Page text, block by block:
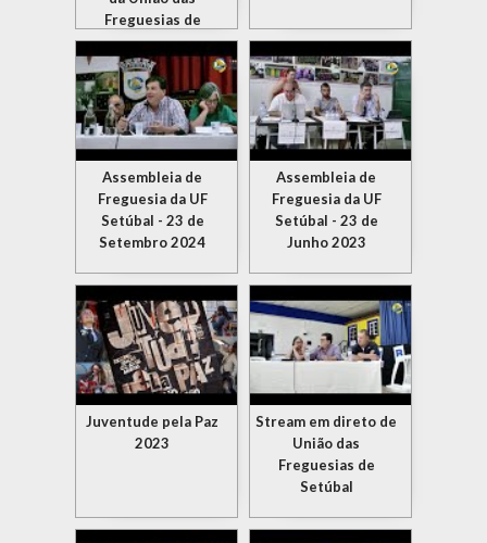
Freguesias de
Setúbal
Assembleia de
Freguesia da UF
Setúbal - 23 de
Setembro 2024
Assembleia de
Freguesia da UF
Setúbal - 23 de
Junho 2023
Juventude pela Paz
2023
Stream em direto de
União das
Freguesias de
Setúbal